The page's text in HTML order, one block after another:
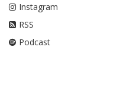
Instagram
RSS
Podcast